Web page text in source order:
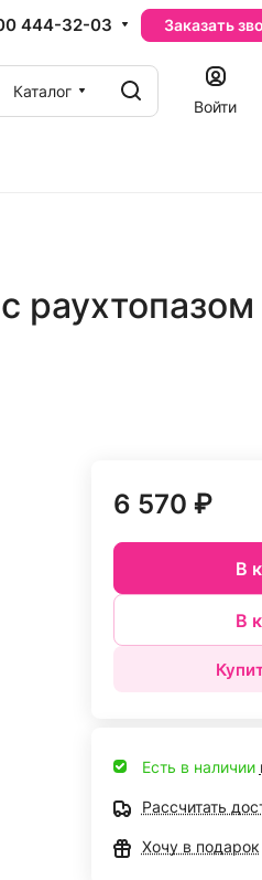
444-32-03 Заказать
Каталог
Войти
6 570 ₽
В
В
Есть в наличии
Рассчитать
Хочу в подарок